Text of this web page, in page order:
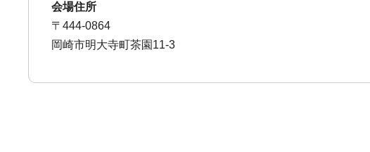
会場住所
〒444-0864
岡崎市明大寺町茶園11-3